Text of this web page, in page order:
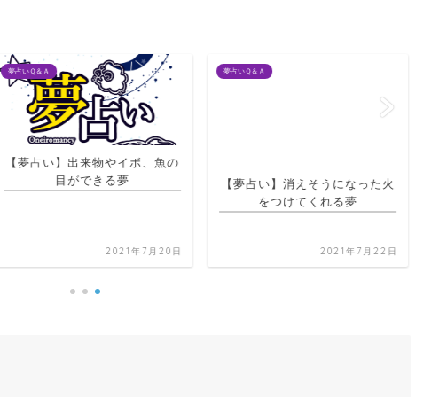
夢占いＱ＆Ａ
【夢占い】出来物やイボ、魚の
目ができる夢
2021年7月20日
夢占いＱ＆Ａ
をつけてくれる夢
2021年7月22日